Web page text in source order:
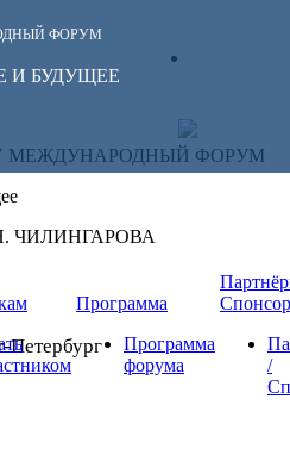
ФОРУМ
И БУДУЩЕЕ
МЕЖДУНАРОДНЫЙ ФОРУМ
ЧИЛИНГАРОВА
Петербург
Программа
Программа
форума
/